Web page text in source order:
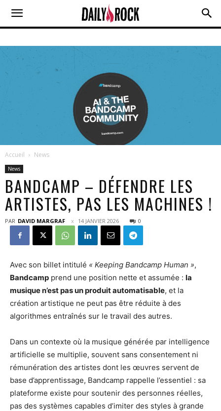
Accueil News
News
BANDCAMP – DÉFENDRE LES
ARTISTES, PAS LES MACHINES !
PAR DAVID MARGRAF 14 JANVIER 2026 0
Avec son billet intitulé « Keeping Bandcamp Human »,
Bandcamp prend une position nette et assumée : la
musique n’est pas un produit automatisable, et la
création artistique ne peut pas être réduite à des
algorithmes entraînés sur le travail des autres.
Dans un contexte où la musique générée par intelligence
artificielle se multiplie, souvent sans consentement ni
rémunération des artistes dont les œuvres servent de
base d’apprentissage, Bandcamp rappelle l’essentiel : sa
plateforme existe pour soutenir des personnes réelles,
pas des systèmes capables d’imiter des styles à grande